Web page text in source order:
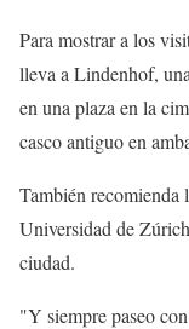
Para mostrar a los
lleva a Lindenhof,
en una plaza en la
casco antiguo en
También recomienda
Universidad de
ciudad.
"Y siempre paseo